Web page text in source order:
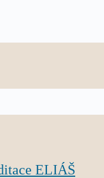
ELIÁŠ